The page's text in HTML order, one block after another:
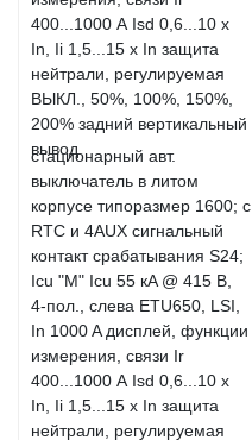
стационарный авт.
выключатель в литом
корпусе типоразмер 1600; с
RTC и 4AUX сигнальный
контакт срабатывания S24;
Icu "M" Icu 55 кA @ 415 В,
4-пол., слева ETU650, LSI,
In 1000 A дисплей, функции
измерения, связи Ir
400...1000 А Isd 0,6...10 x
In, Ii 1,5...15 x In защита
нейтрали, регулируемая